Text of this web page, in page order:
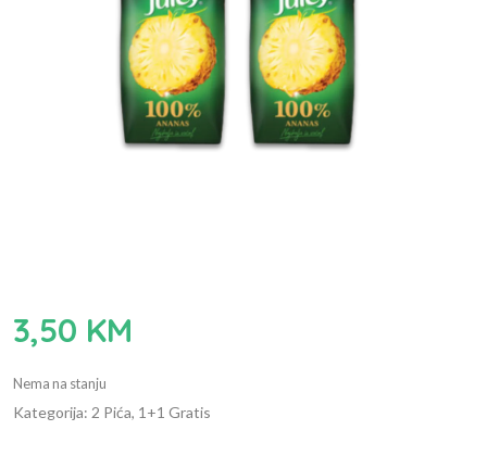
3,50 KM
Nema na stanju
Kategorija: 2 Pića, 1+1 Gratis